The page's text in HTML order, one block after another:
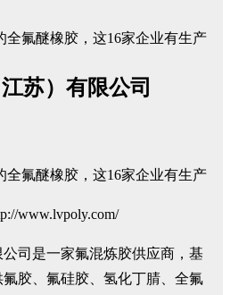
苏）有限公司
www.lvpoly.com/
司是一家氟混炼胶供应商，基
胶、氟硅胶、氢化丁腈、全氟